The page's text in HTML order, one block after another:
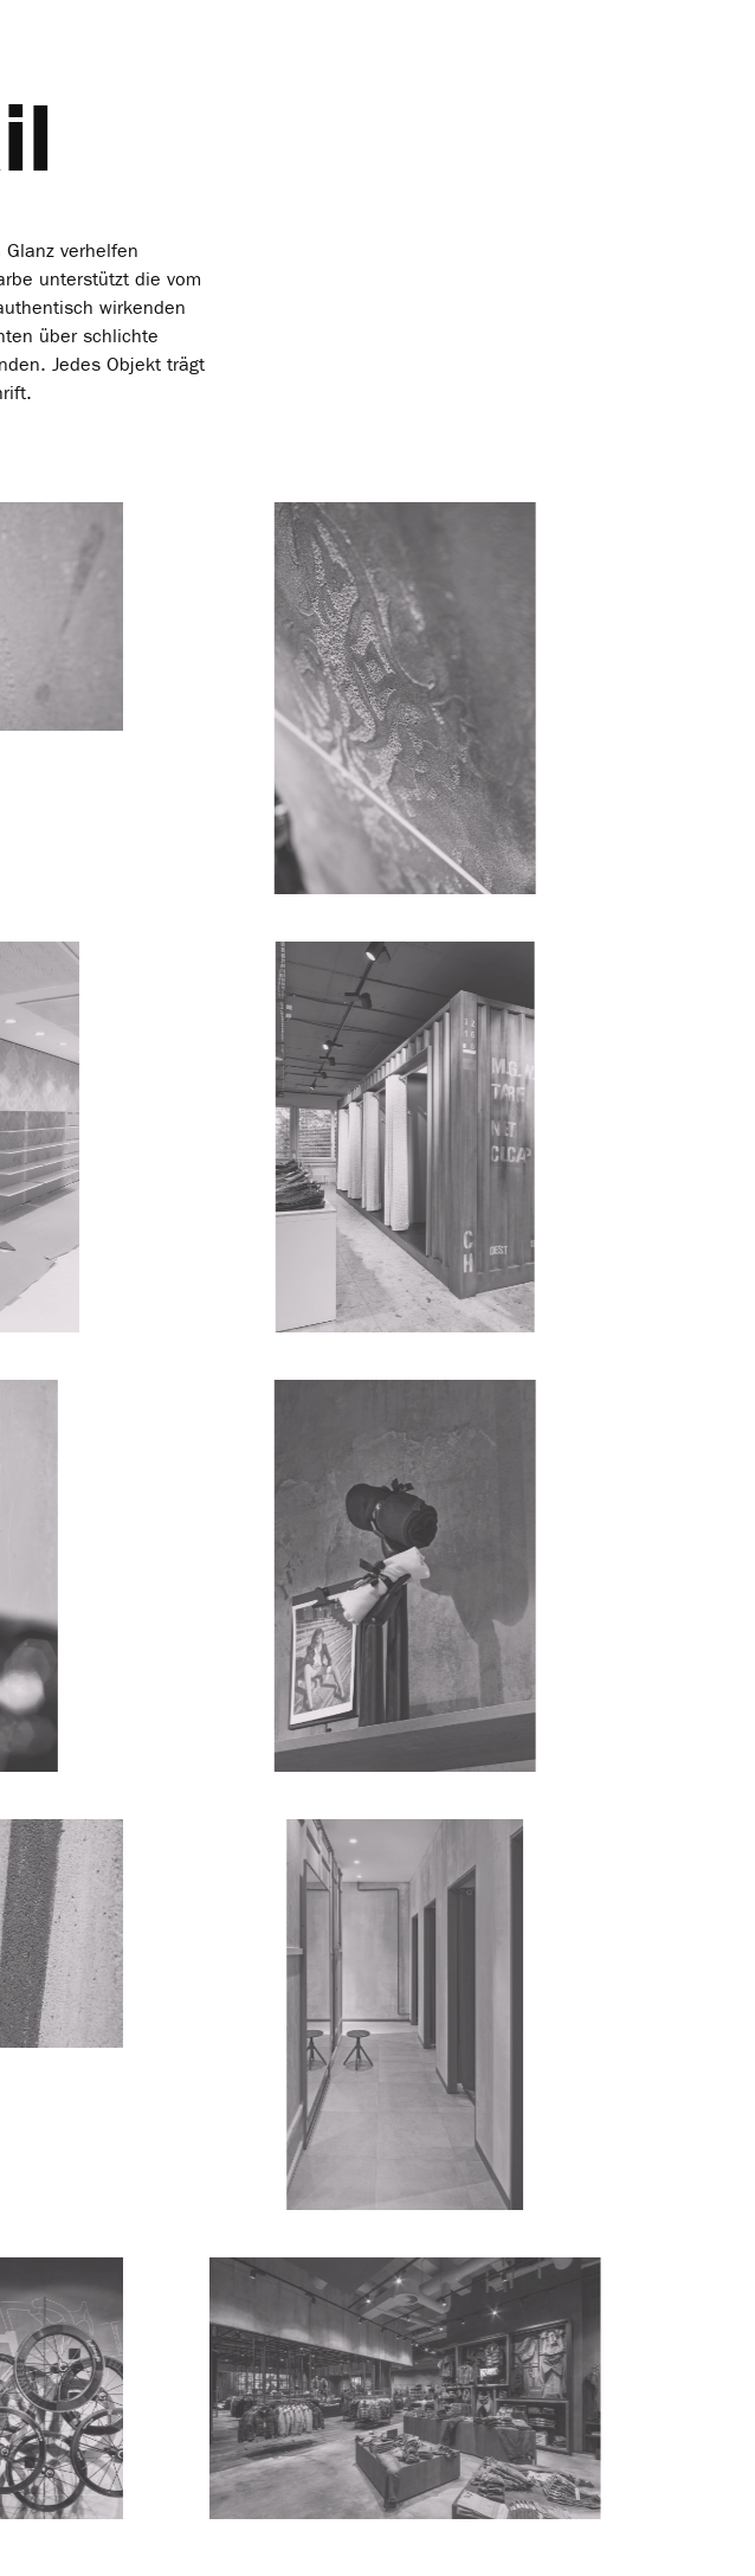
verhelfen
unterstützt die vom
wirkenden
über schlichte
Jedes Objekt trägt
Kontakt
Adresse
Impressum
Datenschutz